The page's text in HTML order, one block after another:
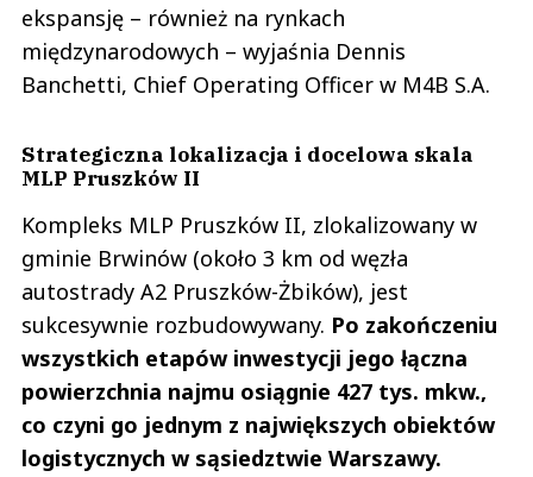
ekspansję – również na rynkach
międzynarodowych – wyjaśnia Dennis
Banchetti, Chief Operating Officer w M4B S.A.
Strategiczna lokalizacja i docelowa skala
MLP Pruszków II
Kompleks MLP Pruszków II, zlokalizowany w
gminie Brwinów (około 3 km od węzła
autostrady A2 Pruszków-Żbików), jest
sukcesywnie rozbudowywany. Po zakończeniu
wszystkich etapów inwestycji jego łączna
powierzchnia najmu osiągnie 427 tys. mkw.,
co czyni go jednym z największych obiektów
logistycznych w sąsiedztwie Warszawy.